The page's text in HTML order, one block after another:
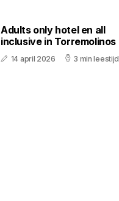
Adults only hotel en all
inclusive in Torremolinos
14 april 2026 3 min leestijd